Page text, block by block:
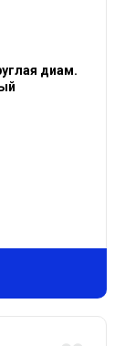
диам.